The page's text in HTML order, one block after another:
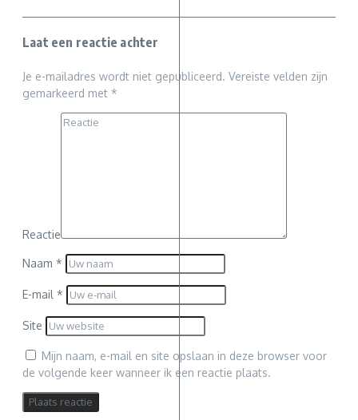
Laat een reactie achter
Je e-mailadres wordt niet gepubliceerd. Vereiste velden zijn
gemarkeerd met *
Reactie
Naam *
E-mail *
Site
Mijn naam, e-mail en site opslaan in deze browser voor
de volgende keer wanneer ik een reactie plaats.